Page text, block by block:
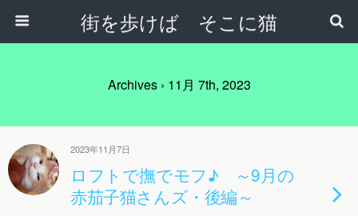
街を歩けば そこに猫
Archives › 11月 7th, 2023
2023年11月7日
ロフトで撫でモフ♪ ～9月の
赤茄子猫さんズ・後編～